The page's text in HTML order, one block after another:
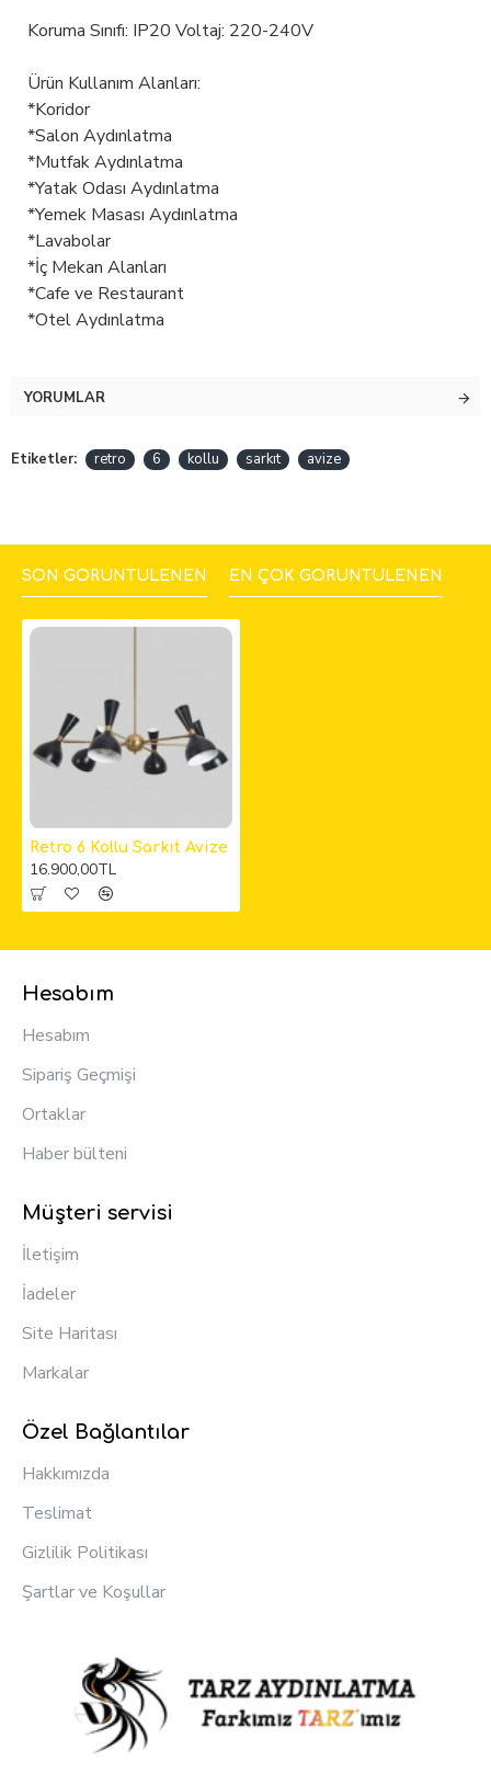
Koruma Sınıfı: IP20 Voltaj: 220-240V
Ürün Kullanım Alanları:
*Koridor
*Salon Aydınlatma
*Mutfak Aydınlatma
*Yatak Odası Aydınlatma
*Yemek Masası Aydınlatma
*Lavabolar
*İç Mekan Alanları
*Cafe ve Restaurant
*Otel Aydınlatma
YORUMLAR
Etiketler: retro 6 kollu sarkıt avize
SON GÖRÜNTÜLENEN EN ÇOK GÖRÜNTÜLENEN
Retro 6 Kollu Sarkıt Avize
16.900,00TL
Hesabım
Hesabım
Sipariş Geçmişi
Ortaklar
Haber bülteni
Müşteri servisi
İletişim
İadeler
Site Haritası
Markalar
Özel Bağlantılar
Hakkımızda
Teslimat
Gizlilik Politikası
Şartlar ve Koşullar